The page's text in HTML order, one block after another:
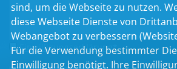
Einwilligungserklärung*
sind, um die Webseite zu nutzen.
diese Webseite Dienste von
Webangebot zu verbessern
Für die Verwendung bestimmter
Einwilligung benötigt. Ihre